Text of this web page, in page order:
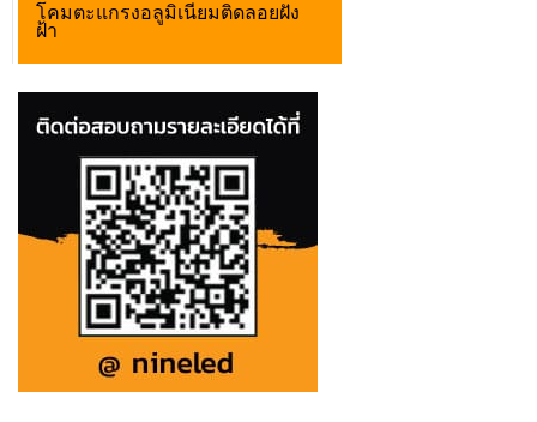
โคมตะแกรงอลูมิเนียมติดลอยฝัง
ฝ้า